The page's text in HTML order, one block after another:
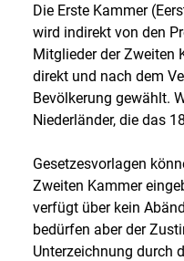
Die Erste Kammer
wird indirekt von den
Mitglieder der Zweiten
direkt und nach dem
Bevölkerung gewählt.
Niederländer, die das
Gesetzesvorlagen
Zweiten Kammer
verfügt über kein
bedürfen aber der
Unterzeichnung durch